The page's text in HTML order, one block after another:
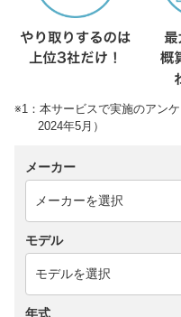
※1：本サービスで実施のアン
2024年5月）
メーカー
モデル
年式